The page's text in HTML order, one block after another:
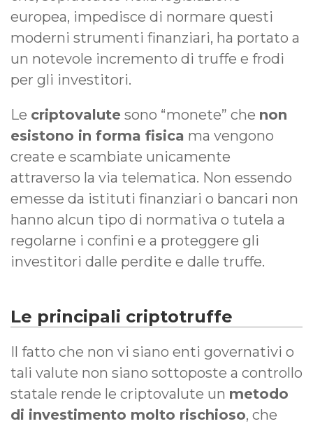
europea, impedisce di normare questi
moderni strumenti finanziari, ha portato a
un notevole incremento di truffe e frodi
per gli investitori.
Le criptovalute sono “monete” che non
esistono in forma fisica ma vengono
create e scambiate unicamente
attraverso la via telematica. Non essendo
emesse da istituti finanziari o bancari non
hanno alcun tipo di normativa o tutela a
regolarne i confini e a proteggere gli
investitori dalle perdite e dalle truffe.
Le principali criptotruffe
Il fatto che non vi siano enti governativi o
tali valute non siano sottoposte a controllo
statale rende le criptovalute un metodo
di investimento molto rischioso, che